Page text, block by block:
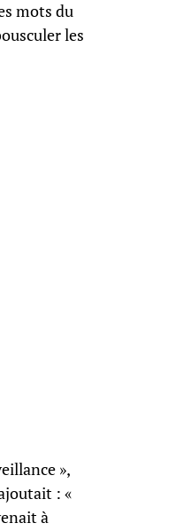
mots du
les
»,
: «
à